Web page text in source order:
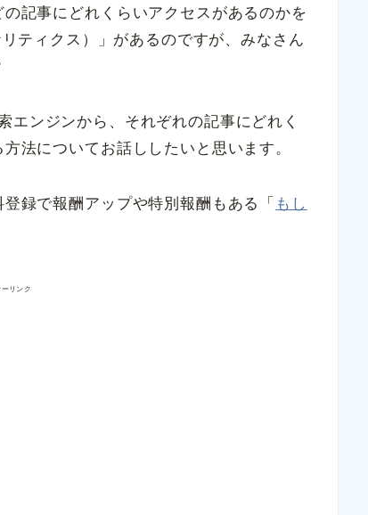
記事にどれくらいアクセスがあるのかを
ティクス）」があるのですが、みなさん
ンジンから、それぞれの記事にどれく
法についてお話ししたいと思います。
録で報酬アップや特別報酬もある「 もし
リンク